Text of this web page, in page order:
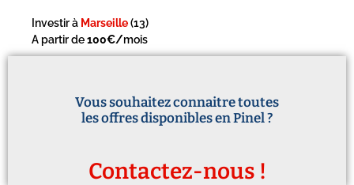
Investir à Marseille(13)
A partir de100€/mois
Vous souhaitez connaitre toutes
les offres disponibles en Pinel ?
Contactez-nous !